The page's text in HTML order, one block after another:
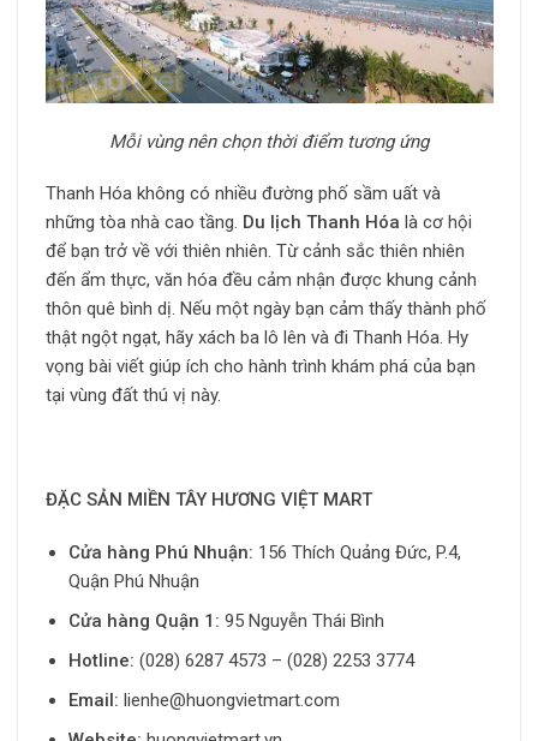
Mỗi vùng nên chọn thời điểm tương ứng
Thanh Hóa không có nhiều đường phố sầm uất và
những tòa nhà cao tầng. Du lịch Thanh Hóa là cơ hội
để bạn trở về với thiên nhiên. Từ cảnh sắc thiên nhiên
đến ẩm thực, văn hóa đều cảm nhận được khung cảnh
thôn quê bình dị. Nếu một ngày bạn cảm thấy thành phố
thật ngột ngạt, hãy xách ba lô lên và đi Thanh Hóa. Hy
vọng bài viết giúp ích cho hành trình khám phá của bạn
tại vùng đất thú vị này.
ĐẶC SẢN MIỀN TÂY HƯƠNG VIỆT MART
Cửa hàng Phú Nhuận: 156 Thích Quảng Đức, P.4,
Quận Phú Nhuận
Cửa hàng Quận 1: 95 Nguyễn Thái Bình
Hotline: (028) 6287 4573 – (028) 2253 3774
Email: lienhe@huongvietmart.com